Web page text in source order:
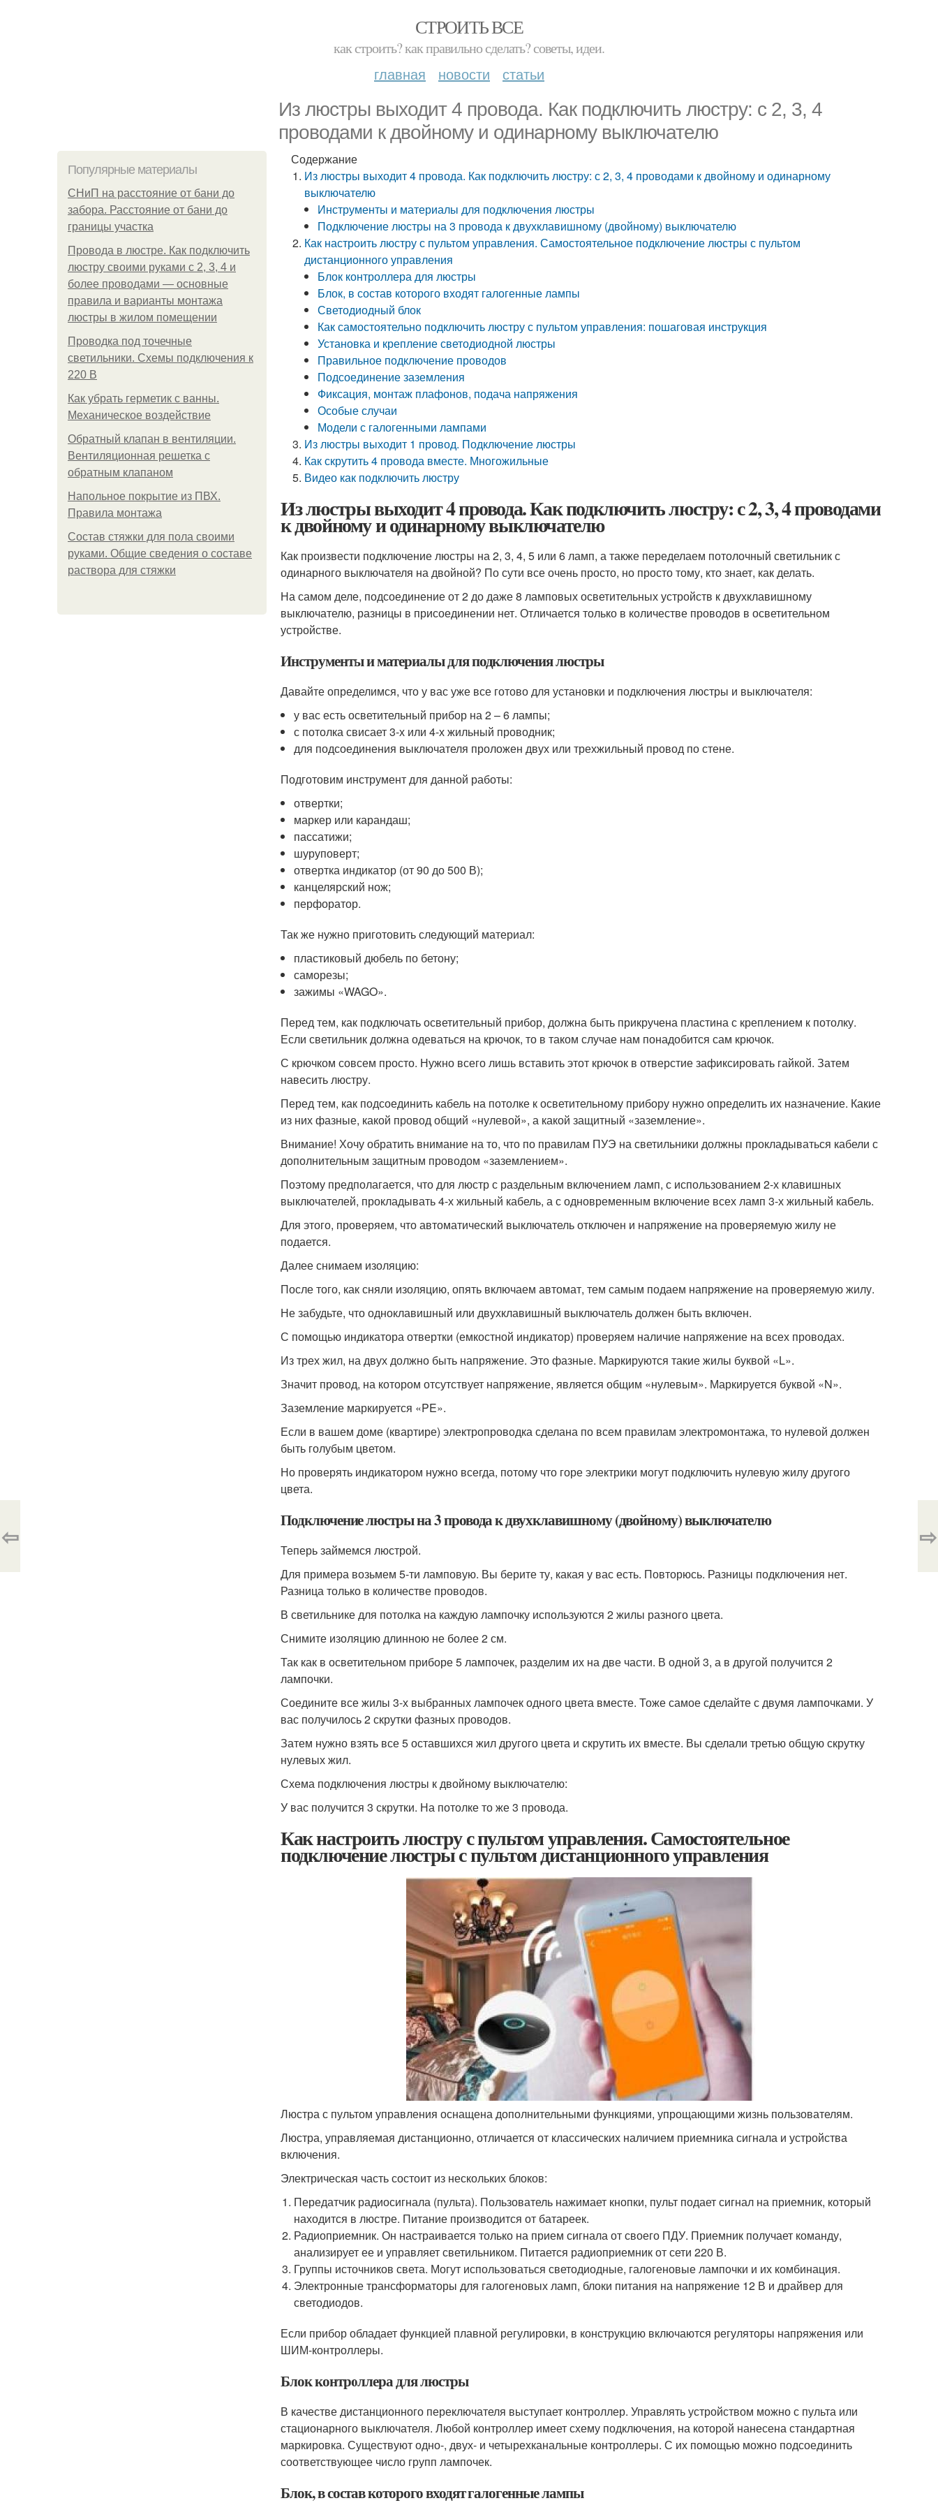
СТРОИТЬ ВСЕ
как строить? как правильно сделать? советы, идеи.
главная новости статьи
Из люстры выходит 4 провода. Как подключить люстру: с 2, 3, 4
проводами к двойному и одинарному выключателю
Популярные материалы
СНиП на расстояние от бани до
забора. Расстояние от бани до
границы участка
Провода в люстре. Как подключить
люстру своими руками с 2, 3, 4 и
более проводами — основные
правила и варианты монтажа
люстры в жилом помещении
Проводка под точечные
светильники. Схемы подключения к
220 В
Как убрать герметик с ванны.
Механическое воздействие
Обратный клапан в вентиляции.
Вентиляционная решетка с
обратным клапаном
Напольное покрытие из ПВХ.
Правила монтажа
Состав стяжки для пола своими
руками. Общие сведения о составе
раствора для стяжки
Содержание
Из люстры выходит 4 провода. Как подключить люстру: с 2, 3, 4 проводами к двойному и одинарному
выключателю
Инструменты и материалы для подключения люстры
Подключение люстры на 3 провода к двухклавишному (двойному) выключателю
Как настроить люстру с пультом управления. Самостоятельное подключение люстры с пультом
дистанционного управления
Блок контроллера для люстры
Блок, в состав которого входят галогенные лампы
Светодиодный блок
Как самостоятельно подключить люстру с пультом управления: пошаговая инструкция
Установка и крепление светодиодной люстры
Правильное подключение проводов
Подсоединение заземления
Фиксация, монтаж плафонов, подача напряжения
Особые случаи
Модели с галогенными лампами
Из люстры выходит 1 провод. Подключение люстры
Как скрутить 4 провода вместе. Многожильные
Видео как подключить люстру
Из люстры выходит 4 провода. Как подключить люстру: с 2, 3, 4 проводами
к двойному и одинарному выключателю
Как произвести подключение люстры на 2, 3, 4, 5 или 6 ламп, а также переделаем потолочный светильник с
одинарного выключателя на двойной? По сути все очень просто, но просто тому, кто знает, как делать.
На самом деле, подсоединение от 2 до даже 8 ламповых осветительных устройств к двухклавишному
выключателю, разницы в присоединении нет. Отличается только в количестве проводов в осветительном
устройстве.
Инструменты и материалы для подключения люстры
Давайте определимся, что у вас уже все готово для установки и подключения люстры и выключателя:
у вас есть осветительный прибор на 2 – 6 лампы;
с потолка свисает 3-х или 4-х жильный проводник;
для подсоединения выключателя проложен двух или трехжильный провод по стене.
Подготовим инструмент для данной работы:
отвертки;
маркер или карандаш;
пассатижи;
шуруповерт;
отвертка индикатор (от 90 до 500 В);
канцелярский нож;
перфоратор.
Так же нужно приготовить следующий материал:
пластиковый дюбель по бетону;
саморезы;
зажимы «WAGO».
Перед тем, как подключать осветительный прибор, должна быть прикручена пластина с креплением к потолку.
Если светильник должна одеваться на крючок, то в таком случае нам понадобится сам крючок.
С крючком совсем просто. Нужно всего лишь вставить этот крючок в отверстие зафиксировать гайкой. Затем
навесить люстру.
Перед тем, как подсоединить кабель на потолке к осветительному прибору нужно определить их назначение. Какие
из них фазные, какой провод общий «нулевой», а какой защитный «заземление».
Внимание! Хочу обратить внимание на то, что по правилам ПУЭ на светильники должны прокладываться кабели с
дополнительным защитным проводом «заземлением».
Поэтому предполагается, что для люстр с раздельным включением ламп, с использованием 2-х клавишных
выключателей, прокладывать 4-х жильный кабель, а с одновременным включение всех ламп 3-х жильный кабель.
Для этого, проверяем, что автоматический выключатель отключен и напряжение на проверяемую жилу не
подается.
Далее снимаем изоляцию:
После того, как сняли изоляцию, опять включаем автомат, тем самым подаем напряжение на проверяемую жилу.
Не забудьте, что одноклавишный или двухклавишный выключатель должен быть включен.
С помощью индикатора отвертки (емкостной индикатор) проверяем наличие напряжение на всех проводах.
Из трех жил, на двух должно быть напряжение. Это фазные. Маркируются такие жилы буквой «L».
Значит провод, на котором отсутствует напряжение, является общим «нулевым». Маркируется буквой «N».
Заземление маркируется «PE».
Если в вашем доме (квартире) электропроводка сделана по всем правилам электромонтажа, то нулевой должен
быть голубым цветом.
Но проверять индикатором нужно всегда, потому что горе электрики могут подключить нулевую жилу другого
цвета.
Подключение люстры на 3 провода к двухклавишному (двойному) выключателю
Теперь займемся люстрой.
Для примера возьмем 5-ти ламповую. Вы берите ту, какая у вас есть. Повторюсь. Разницы подключения нет.
Разница только в количестве проводов.
В светильнике для потолка на каждую лампочку используются 2 жилы разного цвета.
Снимите изоляцию длинною не более 2 см.
Так как в осветительном приборе 5 лампочек, разделим их на две части. В одной 3, а в другой получится 2
лампочки.
Соедините все жилы 3-х выбранных лампочек одного цвета вместе. Тоже самое сделайте с двумя лампочками. У
вас получилось 2 скрутки фазных проводов.
Затем нужно взять все 5 оставшихся жил другого цвета и скрутить их вместе. Вы сделали третью общую скрутку
нулевых жил.
Схема подключения люстры к двойному выключателю:
У вас получится 3 скрутки. На потолке то же 3 провода.
Как настроить люстру с пультом управления. Самостоятельное
подключение люстры с пультом дистанционного управления
Люстра с пультом управления оснащена дополнительными функциями, упрощающими жизнь пользователям.
Люстра, управляемая дистанционно, отличается от классических наличием приемника сигнала и устройства
включения.
Электрическая часть состоит из нескольких блоков:
Передатчик радиосигнала (пульта). Пользователь нажимает кнопки, пульт подает сигнал на приемник, который
находится в люстре. Питание производится от батареек.
Радиоприемник. Он настраивается только на прием сигнала от своего ПДУ. Приемник получает команду,
анализирует ее и управляет светильником. Питается радиоприемник от сети 220 В.
Группы источников света. Могут использоваться светодиодные, галогеновые лампочки и их комбинация.
Электронные трансформаторы для галогеновых ламп, блоки питания на напряжение 12 В и драйвер для
светодиодов.
Если прибор обладает функцией плавной регулировки, в конструкцию включаются регуляторы напряжения или
ШИМ-контроллеры.
Блок контроллера для люстры
В качестве дистанционного переключателя выступает контроллер. Управлять устройством можно с пульта или
стационарного выключателя. Любой контроллер имеет схему подключения, на которой нанесена стандартная
маркировка. Существуют одно-, двух- и четырехканальные контроллеры. С их помощью можно подсоединить
соответствующее число групп лампочек.
Блок, в состав которого входят галогенные лампы
⇦ ⇨